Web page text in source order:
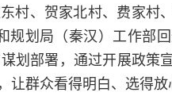
村、贺家北村、费家
划局（秦汉）工作部
划部署，通过开展政
群众看得明白、选得放